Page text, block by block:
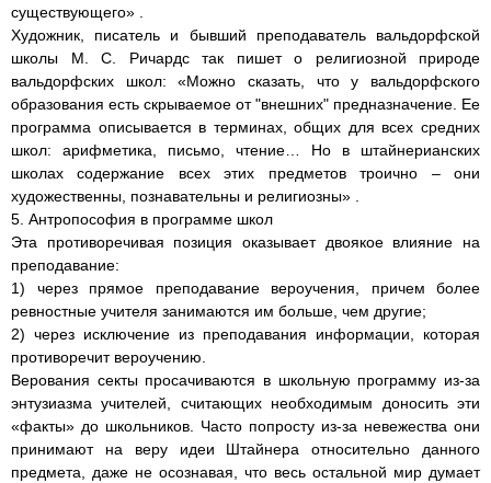
существующего» .
Художник, писатель и бывший преподаватель вальдорфской
школы М. С. Ричардс так пишет о религиозной природе
вальдорфских школ: «Можно сказать, что у вальдорфского
образования есть скрываемое от "внешних" предназначение. Ее
программа описывается в терминах, общих для всех средних
школ: арифметика, письмо, чтение… Но в штайнерианских
школах содержание всех этих предметов троично – они
художественны, познавательны и религиозны» .
5. Антропософия в программе школ
Эта противоречивая позиция оказывает двоякое влияние на
преподавание:
1) через прямое преподавание вероучения, причем более
ревностные учителя занимаются им больше, чем другие;
2) через исключение из преподавания информации, которая
противоречит вероучению.
Верования секты просачиваются в школьную программу из-за
энтузиазма учителей, считающих необходимым доносить эти
«факты» до школьников. Часто попросту из-за невежества они
принимают на веру идеи Штайнера относительно данного
предмета, даже не осознавая, что весь остальной мир думает